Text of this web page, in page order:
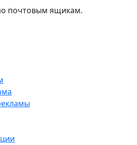
почтовым ящикам.